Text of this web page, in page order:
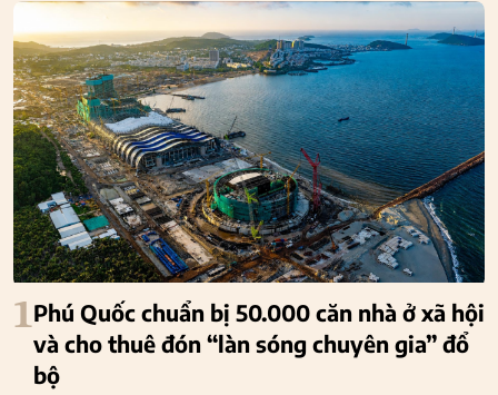
1Phú Quốc chuẩn bị 50.000 căn nhà ở xã hội
và cho thuê đón “làn sóng chuyên gia” đổ
bộ